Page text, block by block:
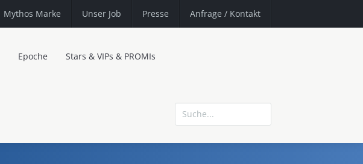
Mythos Marke Unser Job Presse Anfrage / Kontakt
Epoche Stars & VIPs & PROMIs